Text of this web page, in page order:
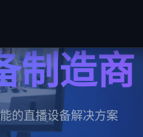
制造商
的直播设备解决方案